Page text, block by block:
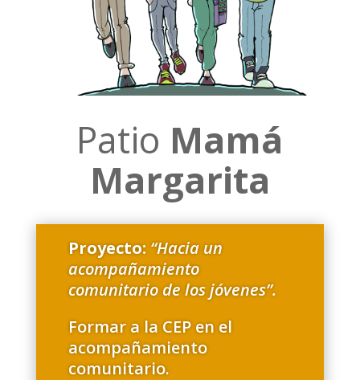
Patio Mamá
Margarita
Proyecto: “Hacia un
acompañamiento
comunitario de los jóvenes”.
Formar a la CEP en el
acompañamiento
comunitario.